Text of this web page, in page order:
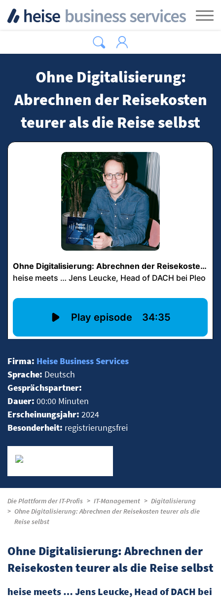
Ohne Digitalisierung:
Abrechnen der Reisekosten
teurer als die Reise selbst
Firma: Heise Business Services
Sprache: Deutsch
Gesprächspartner:
Dauer: 00:00 Minuten
Erscheinungsjahr: 2024
Besonderheit: registrierungsfrei
Die Plattform der IT-Profis IT-Management
Digitalisierung
Ohne Digitalisierung: Abrechnen der Reisekosten teurer als die
Reise selbst
Ohne Digitalisierung: Abrechnen der
Reisekosten teurer als die Reise selbst
heise meets … Jens Leucke, Head of DACH bei